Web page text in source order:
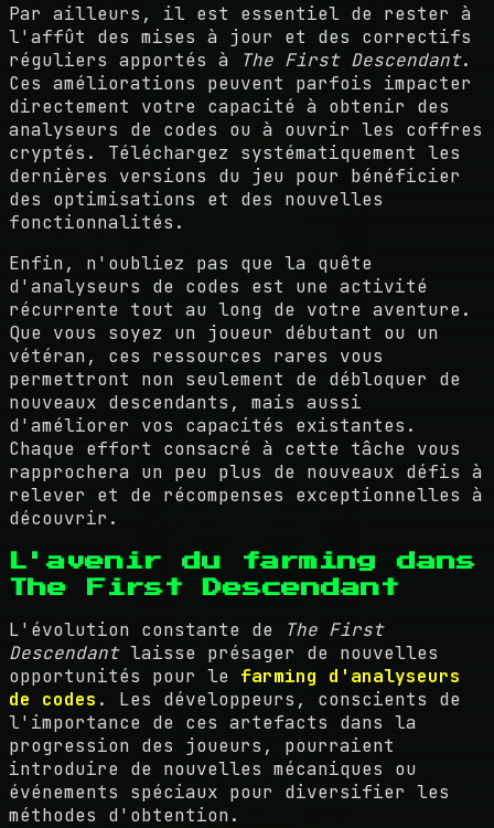
Par ailleurs, il est essentiel de rester à
l'affût des mises à jour et des correctifs
réguliers apportés à
The First Descendant.
Ces améliorations peuvent parfois impacter
directement votre capacité à obtenir des
analyseurs de codes ou à ouvrir les coffres
cryptés. Téléchargez systématiquement les
dernières versions du jeu pour bénéficier
des optimisations et des nouvelles
fonctionnalités.
Enfin, n'oubliez pas que la quête
d'analyseurs de codes est une activité
récurrente tout au long de votre aventure.
Que vous soyez un joueur débutant ou un
vétéran, ces ressources rares vous
permettront non seulement de débloquer de
nouveaux descendants, mais aussi
d'améliorer vos capacités existantes.
Chaque effort consacré à cette tâche vous
rapprochera un peu plus de nouveaux défis à
relever et de récompenses exceptionnelles à
découvrir.
L'avenir du farming dans
The First Descendant
L'évolution constante de
The First
Descendantlaisse présager de nouvelles
opportunités pour le farming d'analyseurs
de codes . Les développeurs, conscients de
l'importance de ces artefacts dans la
progression des joueurs, pourraient
introduire de nouvelles mécaniques ou
événements spéciaux pour diversifier les
méthodes d'obtention.